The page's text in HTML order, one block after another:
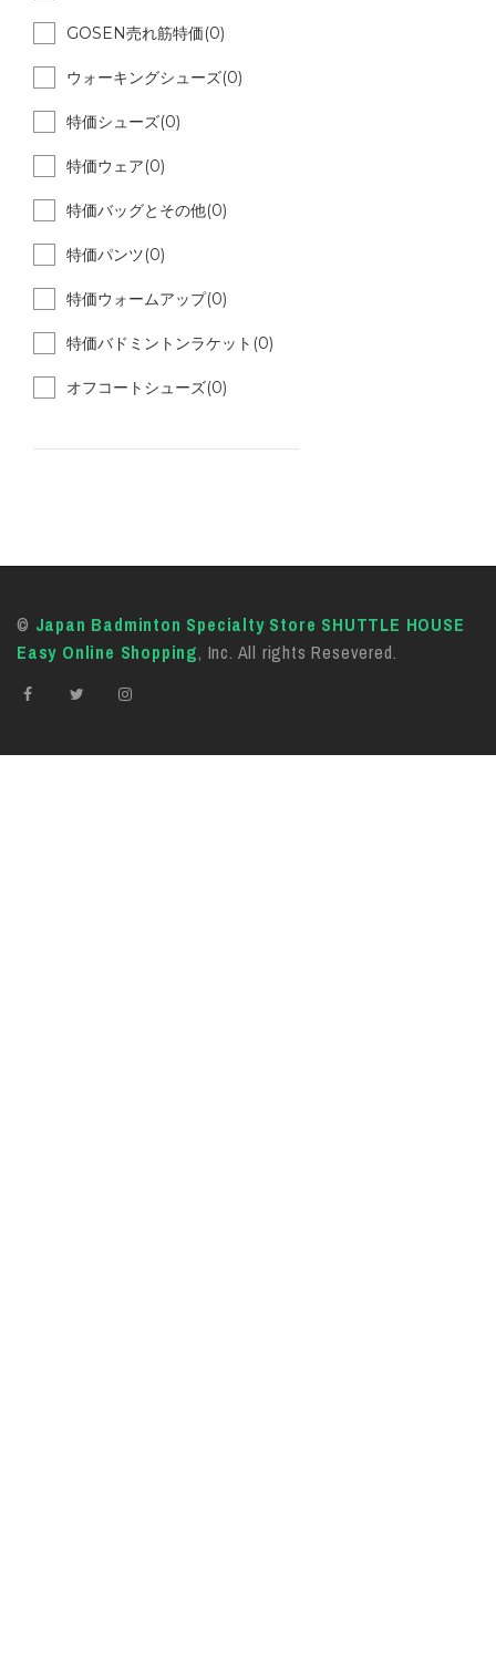
GOSEN売れ筋特価(0)
ウォーキングシューズ(0)
特価シューズ(0)
特価ウェア(0)
特価バッグとその他(0)
特価パンツ(0)
特価ウォームアップ(0)
特価バドミントンラケット(0)
オフコートシューズ(0)
© Japan Badminton Specialty Store SHUTTLE HOUSE
Easy Online Shopping, Inc. All rights Resevered.